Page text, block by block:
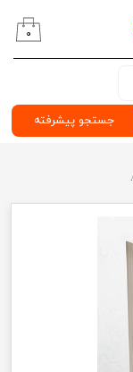
جستجو پیشرفته
۰